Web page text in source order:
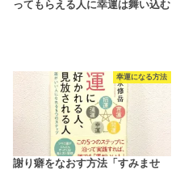
ってもらえる人に幸運は舞い込む
幸運になる方法
謝り癖をなおす方法「すみませ